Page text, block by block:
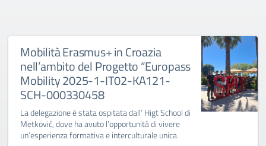
Mobilità Erasmus+ in Croazia
nell’ambito del Progetto “Europass
Mobility 2025-1-IT02-KA121-
SCH-000330458
La delegazione è stata ospitata dall’ Higt School di
Metković, dove ha avuto l’opportunità di vivere
un’esperienza formativa e interculturale unica.